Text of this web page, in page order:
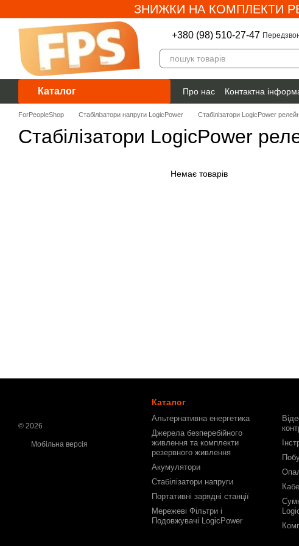
Перейти до основного контентуЗНИЖКИ НА КОМПЛЕКТИ
+380 (98) 510-27-47
Каталог Про нас Контактна
Гарантія
ForPeopleShop Стабілізатори напруги LogicPower Стабілізатори LogicPower
Стабілізатори LogicPower
Немає товарів
© 2026
Мобільна версія
Каталог
Альтернативна енергетика
Джерела безперебійного
живлення та комплекти
резервного живлення
Акумулятори
Стабілізатори напруги
Портативні зарядні станції
Мережеві Фільтри і
Подовжувачі LogicPower